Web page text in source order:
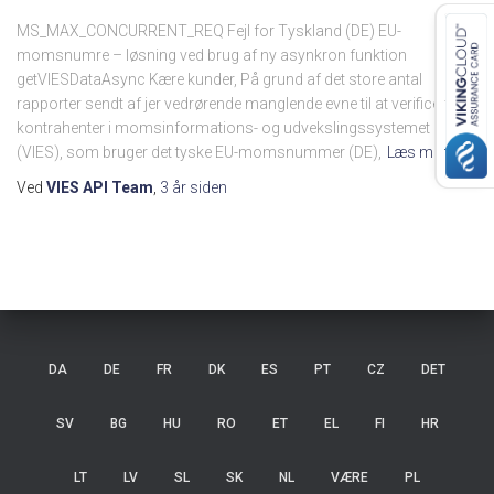
MS_MAX_CONCURRENT_REQ Fejl for Tyskland (DE) EU-
momsnumre – løsning ved brug af ny asynkron funktion
getVIESDataAsync Kære kunder, På grund af det store antal
rapporter sendt af jer vedrørende manglende evne til at verificere
kontrahenter i momsinformations- og udvekslingssystemet
(VIES), som bruger det tyske EU-momsnummer (DE),
Læs mere…
Ved VIES API Team 3 år siden
DA DE FR DK ES PT CZ DET
SV BG HU RO ET EL FI HR
LT LV SL SK NL VÆRE PL